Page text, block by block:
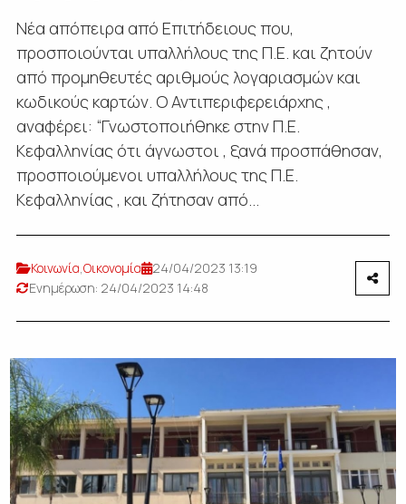
Νέα απόπειρα από Επιτήδειους που,
προσποιούνται υπαλλήλους της Π.Ε. και ζητούν
από προμηθευτές αριθμούς λογαριασμών και
κωδικούς καρτών. Ο Αντιπεριφερειάρχης ,
αναφέρει: “Γνωστοποιήθηκε στην Π.Ε.
Κεφαλληνίας ότι άγνωστοι , ξανά προσπάθησαν,
προσποιούμενοι υπαλλήλους της Π.Ε.
Κεφαλληνίας , και ζήτησαν από...
Κοινωνία,Οικονομία
24/04/2023 13:19
Ενημέρωση: 24/04/2023 14:48